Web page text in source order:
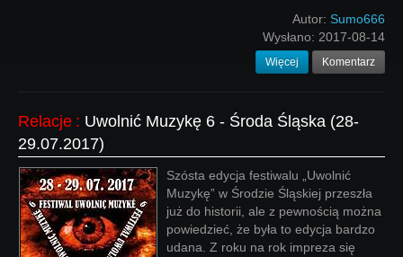
Autor: Sumo666
Wysłano: 2017-08-14
Więcej Komentarz
Relacje : Uwolnić Muzykę 6 - Środa Śląska (28-
29.07.2017)
Szósta edycja festiwalu „Uwolnić
Muzykę” w Środzie Śląskiej przeszła
już do historii, ale z pewnością można
powiedzieć, że była to edycja bardzo
udana. Z roku na rok impreza się